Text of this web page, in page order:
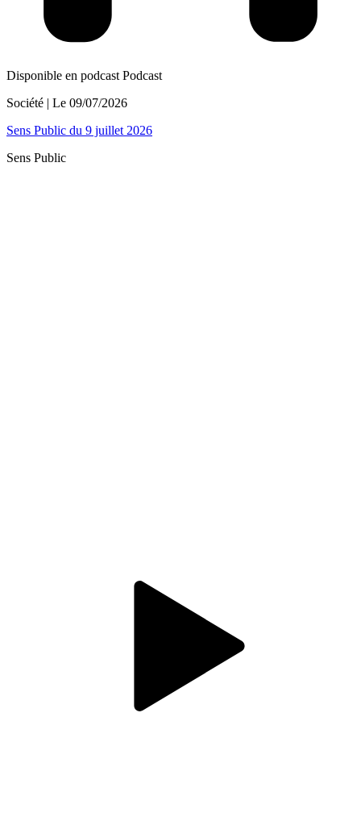
Disponible en podcast Podcast
Société | Le 09/07/2026
Sens Public du 9 juillet 2026
Sens Public